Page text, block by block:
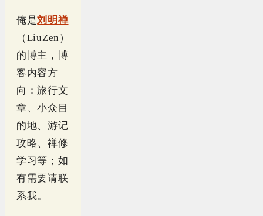
俺是刘明禅
（LiuZen）
的博主，博
客内容方
向：旅行文
章、小众目
的地、游记
攻略、禅修
学习等；如
有需要请联
系我。